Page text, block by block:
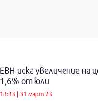
ЕВН иска увеличение на
1,6% от юли
13:33 | 31 март 23